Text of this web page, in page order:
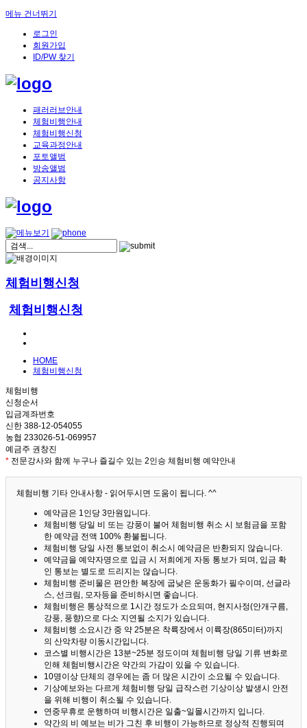
메뉴 건너뛰기
로그인
회원가입
ID/PW 찾기
패러러브안내
체험비행안내
체험비행신청
교육과정안내
포토앨범
방송앨범
공지사항
체험비행신청
체험비행신청
HOME
체험비행신청
체험비행
신청순서
입금계좌번호
신한 388-12-054055
농협 233026-51-069957
예금주 권창진
* 전문강사와 함께 누구나 즐길수 있는 2인승 체험비행 예약안내
체험비행 기타 안내사항 - 읽어두시면 도움이 됩니다. ^^
예약금은 1인당 3만원입니다.
체험비행 당일 비 또는 강풍이 불어 체험비행 취소 시 보험금을 포함
한 예약금 전액 100% 환불됩니다.
체험비행 당일 사전 통보없이 취소시 예약금은 반환되지 않습니다.
예약금을 예약자명으로 입금 시 저희에게 자동 통보가 되며, 입금 확
인 통보는 별도로 드리지는 않습니다.
체험비행 준비물은 편안한 복장에 굽낮은 운동화가 필수이며, 선글라
스, 선크림, 모자등을 준비하시면 좋습니다.
체험비행은 통상적으로 1시간 정도가 소요되며, 현지사정(안개구름,
강풍, 풍향)으로 다소 지연될 소지가 있습니다.
체험비행 소요시간 중 약 25분은 착륙장에서 이륙장(865미터)까지
의 산악차량 이동시간입니다.
코스별 비행시간은 13분~25분 정도이며 체험비행 당일 기류 변화로
인해 체험비행시간은 약간의 가감이 있을 수 있습니다.
10명이상 단체의 경우에는 좀 더 많은 시간이 소요될 수 있습니다.
기상예보와는 다르게 체험비행 당일 급작스런 기상이상 발생시 안전
을 위해 비행이 취소될 수 있습니다.
연중무휴로 운행하며 비행시간은 일출~일몰시간까지 입니다.
약간의 비 예보는 비가 그친 후 비행이 가능하므로 정상적 진행되며